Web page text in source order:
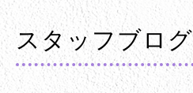
スタッフブログ